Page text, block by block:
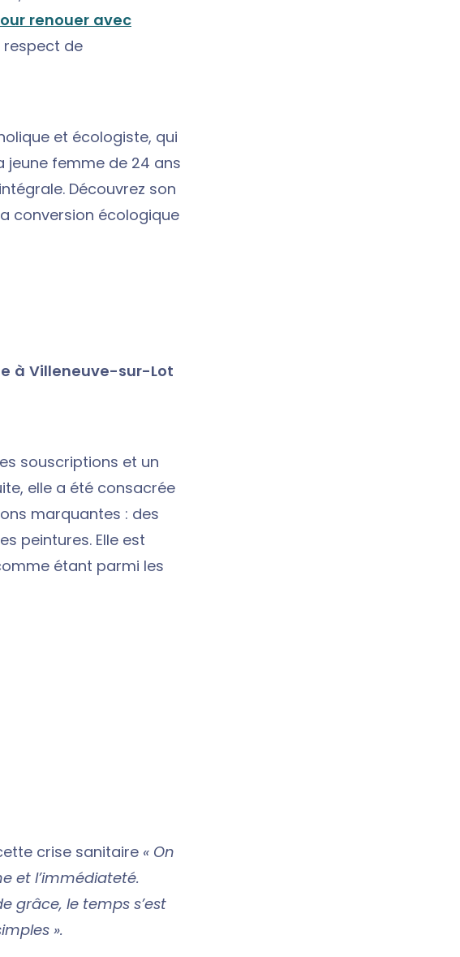
renouer avec
respect de
et écologiste, qui
jeune femme de 24 ans
Découvrez son
conversion écologique
à Villeneuve-sur-Lot
souscriptions et un
elle a été consacrée
marquantes : des
peintures. Elle est
étant parmi les
crise sanitaire « On
et l’immédiateté.
grâce, le temps s’est
».